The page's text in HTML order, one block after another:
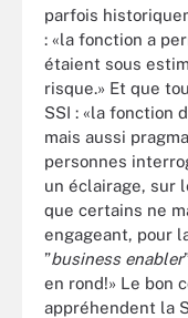
parfois
: «la fonction a
étaient sous
risque.» Et que
SSI : «la fonction
mais aussi
personnes
un éclairage, sur
que certains ne
engageant, pour
”business enabler
en rond!» Le bon
appréhendent la